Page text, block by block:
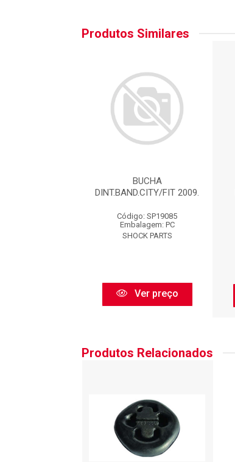
Produtos Similares
BUCHA
DINT.BAND.CITY/FIT 2009.
Código: SP19085
Embalagem: PC
SHOCK PARTS
Ver preço
Produtos Relacionados